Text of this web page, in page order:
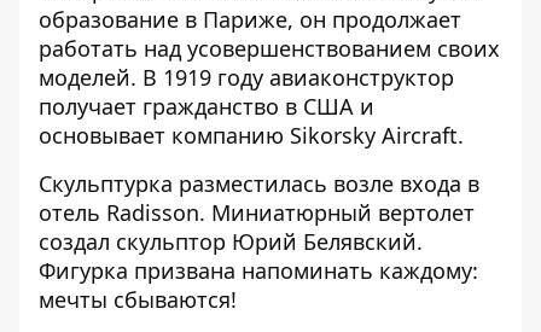
образование в Париже, он продолжает
работать над усовершенствованием своих
моделей. В 1919 году авиаконструктор
получает гражданство в США и
основывает компанию Sikorsky Aircraft.
Скульптурка разместилась возле входа в
отель Rаdisson. Миниатюрный вертолет
создал скульптор Юрий Белявский.
Фигурка призвана напоминать каждому:
мечты сбываются!